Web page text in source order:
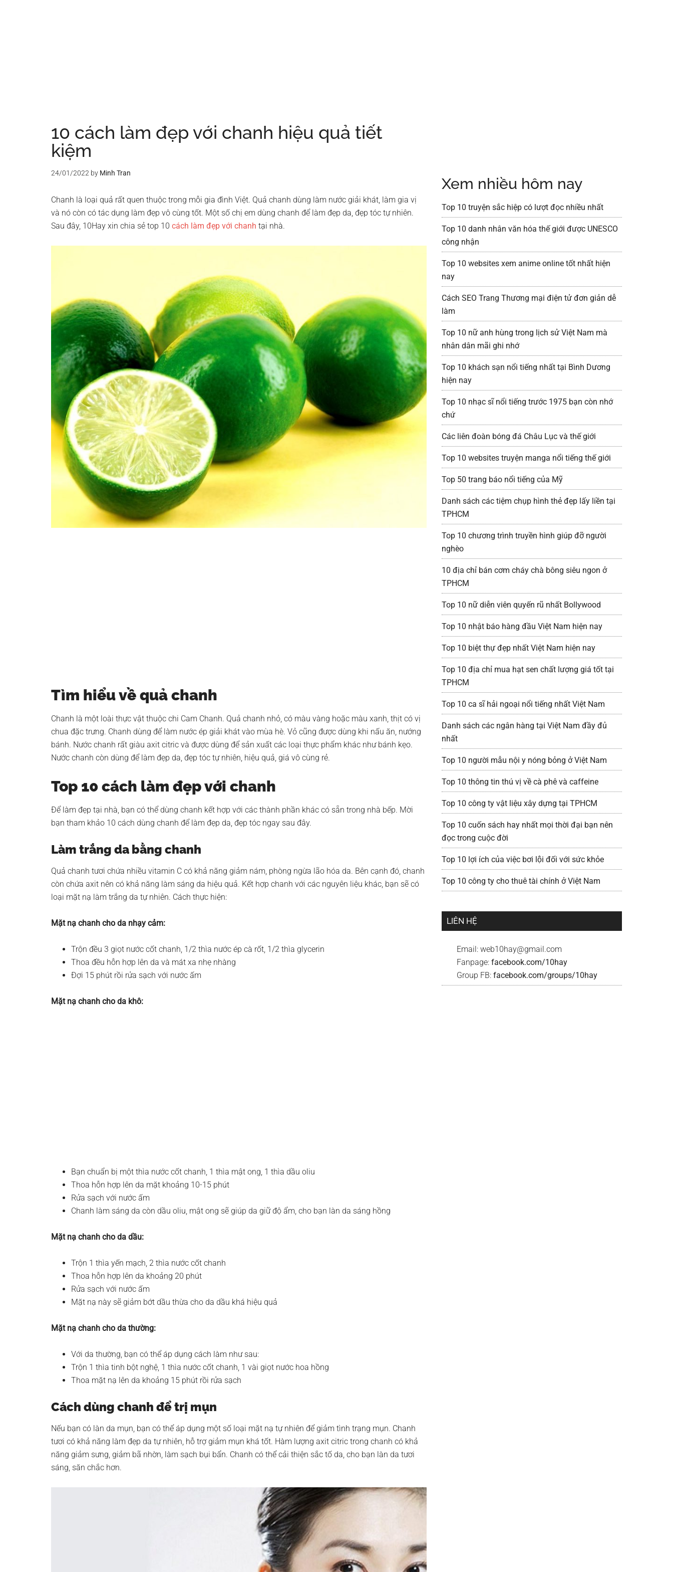
10 cách làm đẹp với chanh hiệu quả tiết
kiệm
24/01/2022 by Minh Tran
Chanh là loại quả rất quen thuộc trong mỗi gia đình Việt. Quả chanh dùng làm nước giải khát, làm gia vị
và nó còn có tác dụng làm đẹp vô cùng tốt. Một số chị em dùng chanh để làm đẹp da, đẹp tóc tự nhiên.
Sau đây, 10Hay xin chia sẻ top 10 cách làm đẹp với chanh tại nhà.
Tìm hiểu về quả chanh
Chanh là một loài thực vật thuộc chi Cam Chanh. Quả chanh nhỏ, có màu vàng hoặc màu xanh, thịt có vị
chua đặc trưng. Chanh dùng để làm nước ép giải khát vào mùa hè. Vỏ cũng được dùng khi nấu ăn, nướng
bánh. Nước chanh rất giàu axit citric và được dùng để sản xuất các loại thực phẩm khác như bánh kẹo.
Nước chanh còn dùng để làm đẹp da, đẹp tóc tự nhiên, hiệu quả, giá vô cùng rẻ.
Top 10 cách làm đẹp với chanh
Để làm đẹp tại nhà, bạn có thể dùng chanh kết hợp với các thành phần khác có sẵn trong nhà bếp. Mời
bạn tham khảo 10 cách dùng chanh để làm đẹp da, đẹp tóc ngay sau đây.
Làm trắng da bằng chanh
Quả chanh tươi chứa nhiều vitamin C có khả năng giảm nám, phòng ngừa lão hóa da. Bên cạnh đó, chanh
còn chứa axit nên có khả năng làm sáng da hiệu quả. Kết hợp chanh với các nguyên liệu khác, bạn sẽ có
loại mặt nạ làm trắng da tự nhiên. Cách thực hiện:
Mặt nạ chanh cho da nhạy cảm:
Trộn đều 3 giọt nước cốt chanh, 1/2 thìa nước ép cà rốt, 1/2 thìa glycerin
Thoa đều hỗn hợp lên da và mát xa nhẹ nhàng
Đợi 15 phút rồi rửa sạch với nước ấm
Mặt nạ chanh cho da khô:
Bạn chuẩn bị một thìa nước cốt chanh, 1 thìa mật ong, 1 thìa dầu oliu
Thoa hỗn hợp lên da mặt khoảng 10-15 phút
Rửa sạch với nước ấm
Chanh làm sáng da còn dầu oliu, mật ong sẽ giúp da giữ độ ẩm, cho bạn làn da sáng hồng
Mặt nạ chanh cho da dầu:
Trộn 1 thìa yến mạch, 2 thìa nước cốt chanh
Thoa hỗn hợp lên da khoảng 20 phút
Rửa sạch với nước ấm
Mặt nạ này sẽ giảm bớt dầu thừa cho da dầu khá hiệu quả
Mặt nạ chanh cho da thường:
Với da thường, bạn có thể áp dụng cách làm như sau:
Trộn 1 thìa tinh bột nghệ, 1 thìa nước cốt chanh, 1 vài giọt nước hoa hồng
Thoa mặt nạ lên da khoảng 15 phút rồi rửa sạch
Cách dùng chanh để trị mụn
Nếu bạn có làn da mụn, bạn có thể áp dụng một số loại mặt nạ tự nhiên để giảm tình trạng mụn. Chanh
tươi có khả năng làm đẹp da tự nhiên, hỗ trợ giảm mụn khá tốt. Hàm lượng axit citric trong chanh có khả
năng giảm sưng, giảm bã nhờn, làm sạch bụi bẩn. Chanh có thể cải thiện sắc tố da, cho bạn làn da tươi
sáng, săn chắc hơn.
Xem nhiều hôm nay
Top 10 truyện sắc hiệp có lượt đọc nhiều nhất
Top 10 danh nhân văn hóa thế giới được UNESCO
công nhận
Top 10 websites xem anime online tốt nhất hiện
nay
Cách SEO Trang Thương mại điện tử đơn giản dễ
làm
Top 10 nữ anh hùng trong lịch sử Việt Nam mà
nhân dân mãi ghi nhớ
Top 10 khách sạn nổi tiếng nhất tại Bình Dương
hiện nay
Top 10 nhạc sĩ nổi tiếng trước 1975 bạn còn nhớ
chứ
Các liên đoàn bóng đá Châu Lục và thế giới
Top 10 websites truyện manga nổi tiếng thế giới
Top 50 trang báo nổi tiếng của Mỹ
Danh sách các tiệm chụp hình thẻ đẹp lấy liền tại
TPHCM
Top 10 chương trình truyền hình giúp đỡ người
nghèo
10 địa chỉ bán cơm cháy chà bông siêu ngon ở
TPHCM
Top 10 nữ diễn viên quyến rũ nhất Bollywood
Top 10 nhật báo hàng đầu Việt Nam hiện nay
Top 10 biệt thự đẹp nhất Việt Nam hiện nay
Top 10 địa chỉ mua hạt sen chất lượng giá tốt tại
TPHCM
Top 10 ca sĩ hải ngoại nổi tiếng nhất Việt Nam
Danh sách các ngân hàng tại Việt Nam đầy đủ
nhất
Top 10 người mẫu nội y nóng bỏng ở Việt Nam
Top 10 thông tin thú vị về cà phê và caffeine
Top 10 công ty vật liệu xây dựng tại TPHCM
Top 10 cuốn sách hay nhất mọi thời đại bạn nên
đọc trong cuộc đời
Top 10 lợi ích của việc bơi lội đối với sức khỏe
Top 10 công ty cho thuê tài chính ở Việt Nam
LIÊN HỆ
Email: web10hay@gmail.com
Fanpage: facebook.com/10hay
Group FB: facebook.com/groups/10hay